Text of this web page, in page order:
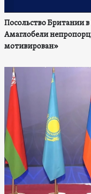
Посольство Британии
Амаглобели
мотивирован»